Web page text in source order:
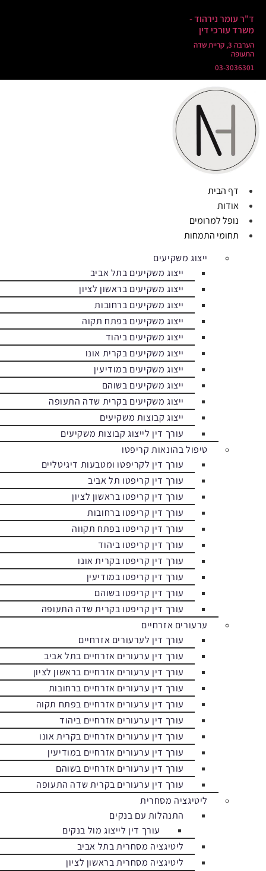
ד"ר עומר נירהוד -
משרד עורכי דין
הערבה 3, קריית שדה
התעופה
03-3036301
דף הבית
אודות
נופל למרומים
תחומי התמחות
ייצוג משקיעים
ייצוג משקיעים בתל אביב
ייצוג משקיעים בראשון לציון
ייצוג משקיעים ברחובות
ייצוג משקיעים בפתח תקוה
ייצוג משקיעים ביהוד
ייצוג משקיעים בקרית אונו
ייצוג משקיעים במודיעין
ייצוג משקיעים בשוהם
ייצוג משקיעים בקרית שדה התעופה
ייצוג קבוצות משקיעים
עורך דין לייצוג קבוצות משקיעים
טיפול בהונאות קריפטו
עורך דין לקריפטו ומטבעות דיגיטליים
עורך דין קריפטו תל אביב
עורך דין קריפטו בראשון לציון
עורך דין קריפטו ברחובות
עורך דין קריפטו בפתח תקווה
עורך דין קריפטו ביהוד
עורך דין קריפטו בקרית אונו
עורך דין קריפטו במודיעין
עורך דין קריפטו בשוהם
עורך דין קריפטו בקרית שדה התעופה
ערעורים אזרחיים
עורך דין לערעורים אזרחיים
עורך דין ערעורים אזרחיים בתל אביב
עורך דין ערעורים אזרחיים בראשון לציון
עורך דין ערעורים אזרחיים ברחובות
עורך דין ערעורים אזרחיים בפתח תקוה
עורך דין ערעורים אזרחיים ביהוד
עורך דין ערעורים אזרחיים בקרית אונו
עורך דין ערעורים אזרחיים במודיעין
עורך דין ערעורים אזרחיים בשוהם
עורך דין ערעורים בקרית שדה התעופה
ליטיגציה מסחרית
התנהלות עם בנקים
עורך דין לייצוג מול בנקים
ליטיגציה מסחרית בתל אביב
ליטיגציה מסחרית בראשון לציון